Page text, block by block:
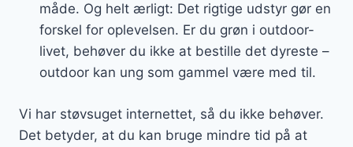
måde. Og helt ærligt: Det rigtige udstyr gør en
forskel for oplevelsen. Er du grøn i outdoor-
livet, behøver du ikke at bestille det dyreste –
outdoor kan ung som gammel være med til.
Vi har støvsuget internettet, så du ikke behøver.
Det betyder, at du kan bruge mindre tid på at